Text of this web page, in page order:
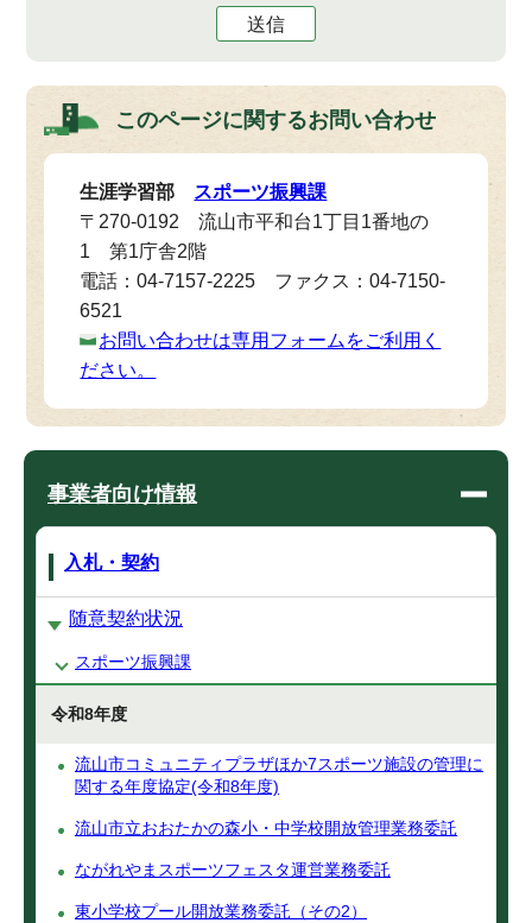
送信
このページに関するお問い合わせ
生涯学習部 スポーツ振興課
〒270-0192 流山市平和台1丁目1番地の
1 第1庁舎2階
電話：04-7157-2225 ファクス：04-7150-
6521
お問い合わせは専用フォームをご利用く
ださい。
事業者向け情報
入札・契約
随意契約状況
スポーツ振興課
令和8年度
流山市コミュニティプラザほか7スポーツ施設の管理に
関する年度協定(令和8年度)
流山市立おおたかの森小・中学校開放管理業務委託
ながれやまスポーツフェスタ運営業務委託
東小学校プール開放業務委託（その2）